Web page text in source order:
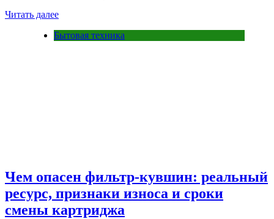
Читать далее
Бытовая техника
Чем опасен фильтр-кувшин: реальный
ресурс, признаки износа и сроки
смены картриджа